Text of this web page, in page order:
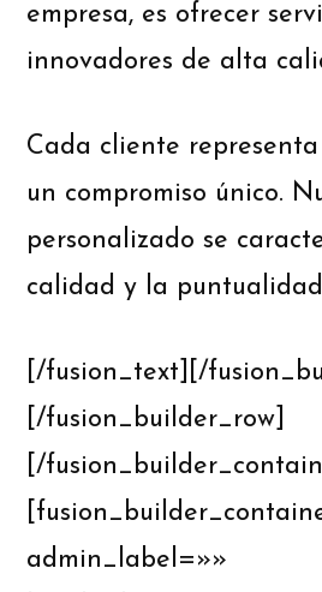
empresa, es ofrecer
innovadores de alta
Cada cliente
un compromiso único.
personalizado se
calidad y la
[/fusion_text][/
[/fusion_builder_row]
[/
admin_label=»»